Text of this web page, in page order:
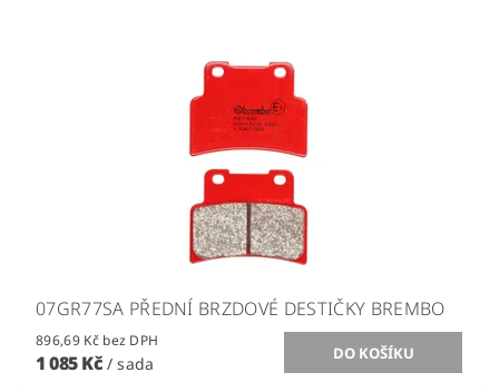
07GR77SA PŘEDNÍ BRZDOVÉ DESTIČKY BREMBO
896,69 Kč bez DPH
1 085 Kč / sada